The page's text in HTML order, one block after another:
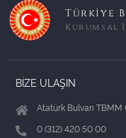
Türkiye
Kurumsal
BİZE ULAŞIN
Atatürk Bulvarı
0 (312) 420 50 00